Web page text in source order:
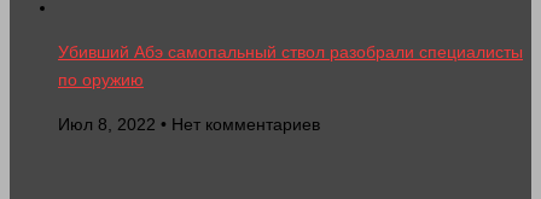
Убивший Абэ самопальный ствол разобрали специалисты
по оружию
Июл 8, 2022 • Нет комментариев